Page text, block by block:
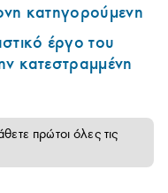
κατηγορούμενη
έργο του
κατεστραμμένη
πρώτοι όλες τις